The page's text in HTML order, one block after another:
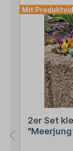
einen
findest die
dieser
Angaben
Campo
Stuhr,
Warn- und
Mit
2er Set